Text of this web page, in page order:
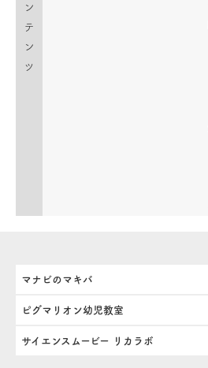
ン
テ
ン
ツ
マナビのマキバ
ピグマリオン幼児教室
サイエンスムービー リカラボ